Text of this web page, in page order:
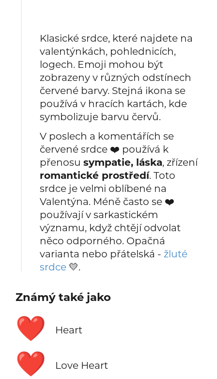
Klasické srdce, které najdete na
valentýnkách, pohlednicích,
logech. Emoji mohou být
zobrazeny v různých odstínech
červené barvy. Stejná ikona se
používá v hracích kartách, kde
symbolizuje barvu červů.
V poslech a komentářích se
červené srdce ❤️ používá k
přenosusympatie, láska, zřízení
romantické prostředí. Toto
srdce je velmi oblíbené na
Valentýna. Méně často se ❤️
používají v sarkastickém
významu, když chtějí odvolat
něco odporného. Opačná
varianta nebo přátelská - žluté
srdce 💛.
Známý také jako
❤️ Heart
❤️ Love Heart